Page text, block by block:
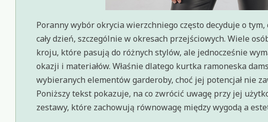
Poranny wybór okrycia wierzchniego często decyduje o
cały dzień, szczególnie w okresach przejściowych. Wiele
kroju, które pasują do różnych stylów, ale jednocześnie
okazji i materiałów. Właśnie dlatego kurtka ramoneska
wybieranych elementów garderoby, choć jej potencjał nie
Poniższy tekst pokazuje, na co zwrócić uwagę przy jej
zestawy, które zachowują równowagę między wygodą a